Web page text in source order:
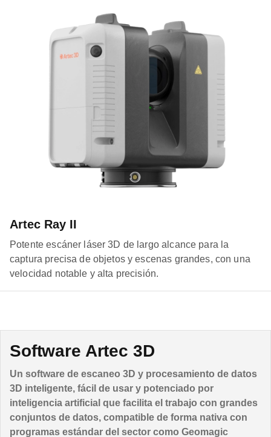
Artec Ray II
Potente escáner láser 3D de largo alcance para la
captura precisa de objetos y escenas grandes, con una
velocidad notable y alta precisión.
Software Artec 3D
Un software de escaneo 3D y procesamiento de datos
3D inteligente, fácil de usar y potenciado por
inteligencia artificial que facilita el trabajo con grandes
conjuntos de datos, compatible de forma nativa con
programas estándar del sector como Geomagic